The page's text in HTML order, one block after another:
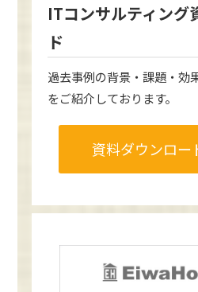
ITコンサルティング
ド
過去事例の背景・課題・効
をご紹介しております。
資料ダウンロー